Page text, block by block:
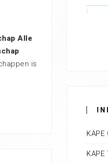
Alle
is
KAPE
KAPE